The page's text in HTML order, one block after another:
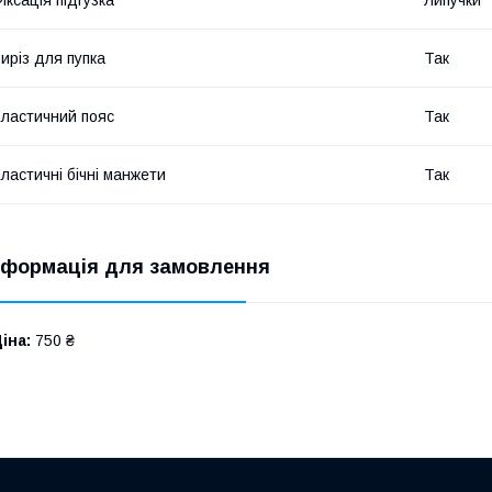
для пупка Так
пояс Так
бічні манжети Так
для замовлення
750 ₴